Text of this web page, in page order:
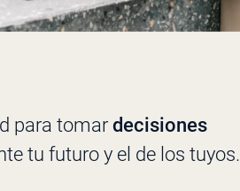
para tomar decisiones
tu futuro y el de los tuyos.